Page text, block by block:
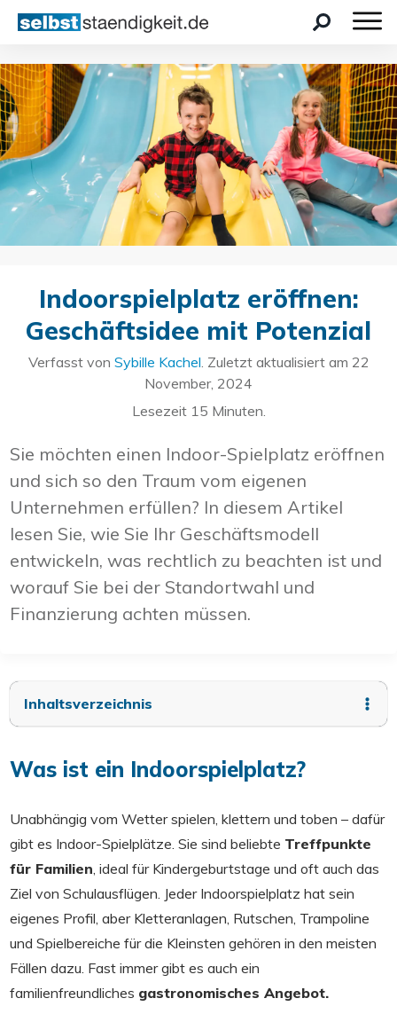
Indoorspielplatz eröffnen:
Geschäftsidee mit Potenzial
Verfasst von Sybille Kachel. Zuletzt aktualisiert am 22
November, 2024
Lesezeit 15 Minuten.
Sie möchten einen Indoor-Spielplatz eröffnen
und sich so den Traum vom eigenen
Unternehmen erfüllen? In diesem Artikel
lesen Sie, wie Sie Ihr Geschäftsmodell
entwickeln, was rechtlich zu beachten ist und
worauf Sie bei der Standortwahl und
Finanzierung achten müssen.
Inhaltsverzeichnis
Was ist ein Indoorspielplatz?
Unabhängig vom Wetter spielen, klettern und toben – dafür
gibt es Indoor-Spielplätze. Sie sind beliebte Treffpunkte
für Familien, ideal für Kindergeburtstage und oft auch das
Ziel von Schulausflügen. Jeder Indoorspielplatz hat sein
eigenes Profil, aber Kletteranlagen, Rutschen, Trampoline
und Spielbereiche für die Kleinsten gehören in den meisten
Fällen dazu. Fast immer gibt es auch ein
familienfreundliches gastronomisches Angebot.